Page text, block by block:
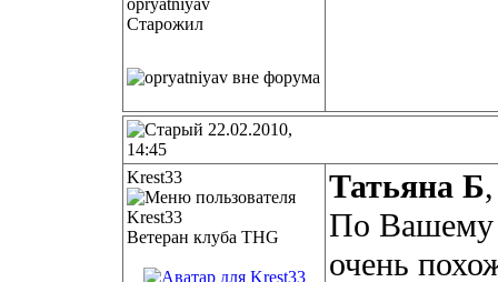
Старожил
22.02.2010,
14:45
Krest33
Ветеран клуба THG
Татьяна Б,
По Вашему
очень